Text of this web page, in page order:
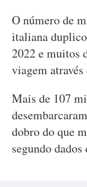
O número de
italiana
2022 e muitos
viagem através
Mais de 107
dobro do que
segundo